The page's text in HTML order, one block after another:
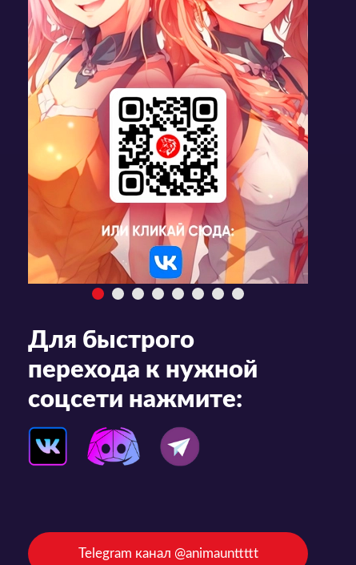
Для быстрого
перехода к нужной
соцсети нажмите:
Telegram канал @animaunttttt